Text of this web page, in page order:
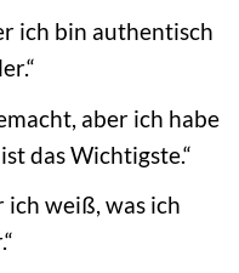
ich bin authentisch
aber ich habe
das Wichtigste.“
ich weiß, was ich